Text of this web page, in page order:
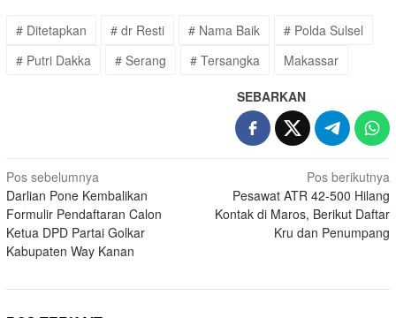
# Ditetapkan # dr Resti # Nama Baik
# Polda Sulsel
# Putri Dakka
# Serang # Tersangka Makassar
SEBARKAN
Navigasi
pos
Pos sebelumnya
Darlian Pone Kembalikan
Formulir Pendaftaran Calon
Ketua DPD Partai Golkar
Kabupaten Way Kanan
Pos berikutnya
Pesawat ATR 42-500 Hilang
Kontak di Maros, Berikut Daftar
Kru dan Penumpang